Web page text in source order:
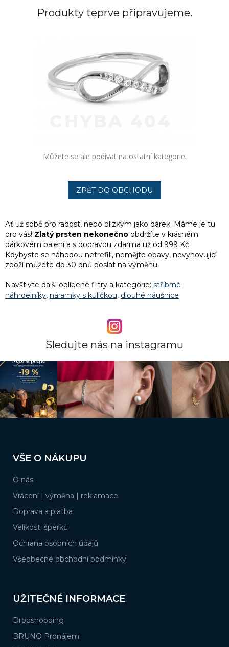
Produkty teprve připravujeme.
Můžete se ale podívat na ostatní kategorie.
ZPĚT DO OBCHODU
Ať už sobě pro radost, nebo blízkým jako dárek. Máme je tu
pro vás! Zlatý prsten nekonečno obdržíte v krásném
dárkovém balení a s dopravou zdarma už od 999 Kč.
Kdybyste se náhodou netrefili, nemějte obavy, nevyhovující
zboží můžete do 30 dnů poslat na výměnu.
Navštivte další oblíbené filtry a kategorie: stříbrné
náhrdelníky, náramky s kuličkou, dlouhé náušnice
Sledujte nás na instagramu
pVŠE O NÁKUPU
O nás
Vrácení | výměna | reklamace
Doprava a platba
Velikosti šperků
Ochrana osobních údajů
Všeobecné obchodní podmínky
UŽITEČNÉ INFORMACE
Dropshopping
BRUNO Pronájem